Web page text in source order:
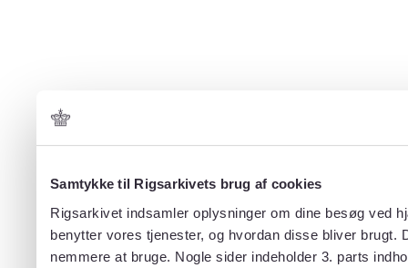
Samtykke til Rigsarkivets brug af cookies
Rigsarkivet indsamler oplysninger om dine besøg ved
benytter vores tjenester, og hvordan disse bliver
nemmere at bruge. Nogle sider indeholder 3. parts